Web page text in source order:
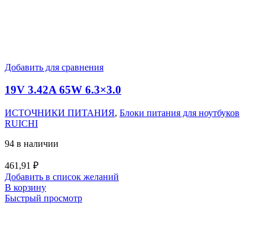
Добавить для сравнения
19V 3.42A 65W 6.3×3.0
ИСТОЧНИКИ ПИТАНИЯ, Блоки питания для ноутбуков
RUICHI
94 в наличии
461,91 ₽
Добавить в список желаний
В корзину
Быстрый просмотр